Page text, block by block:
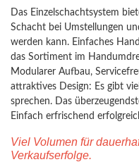
Das Einzelschachtsystem
Schacht bei Umstellungen
werden kann. Einfaches
das Sortiment im
Modularer Aufbau,
attraktives Design: Es gibt
sprechen. Das
Einfach erfrischend
Viel Volumen für
Verkaufserfolge.